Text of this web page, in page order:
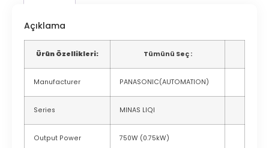
Açıklama
Ürün Özellikleri: Tümünü Seç :
Manufacturer PANASONIC(AUTOMATION)
Series MINAS LIQI
Output Power 750W (0.75kW)